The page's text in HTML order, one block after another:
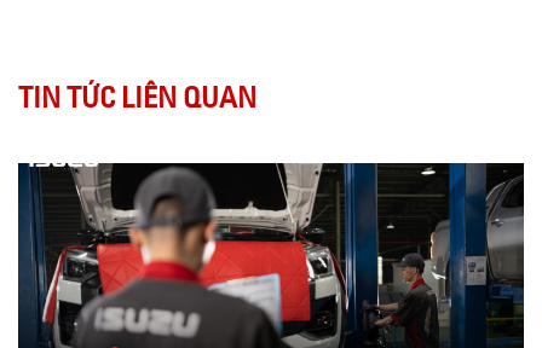
TIN TỨC LIÊN QUAN